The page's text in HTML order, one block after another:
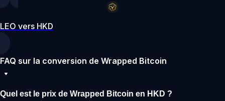
LEO vers HKD
FAQ sur la conversion de Wrapped Bitcoin
Quel est le prix de Wrapped Bitcoin en HKD ?